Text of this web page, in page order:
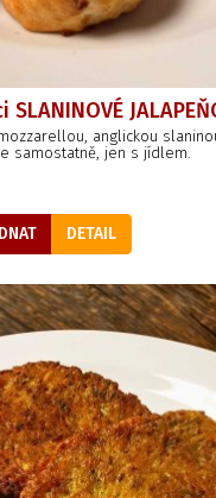
anglickou
samostatně, jen s jídlem.
DETAIL